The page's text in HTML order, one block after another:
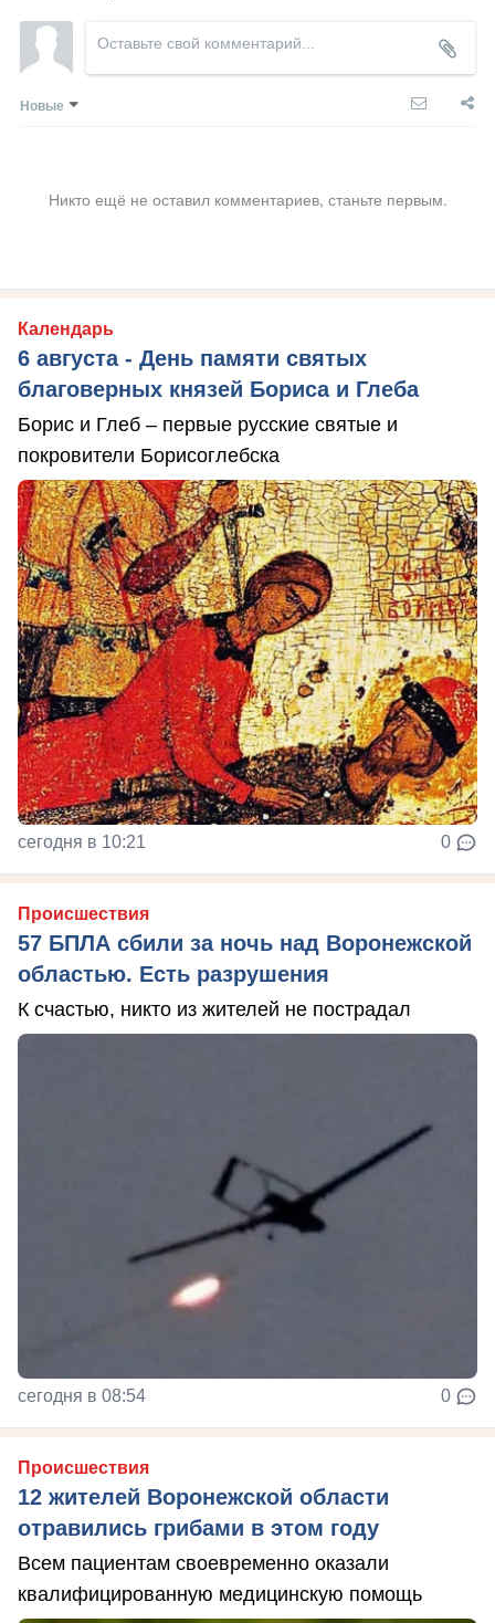
Новые
Никто ещё не оставил комментариев, станьте первым.
Календарь
6 августа - День памяти святых
благоверных князей Бориса и Глеба
Борис и Глеб – первые русские святые и
покровители Борисоглебска
сегодня в 10:21 0
Происшествия
57 БПЛА сбили за ночь над Воронежской
областью. Есть разрушения
К счастью, никто из жителей не пострадал
сегодня в 08:54 0
Происшествия
12 жителей Воронежской области
отравились грибами в этом году
Всем пациентам своевременно оказали
квалифицированную медицинскую помощь